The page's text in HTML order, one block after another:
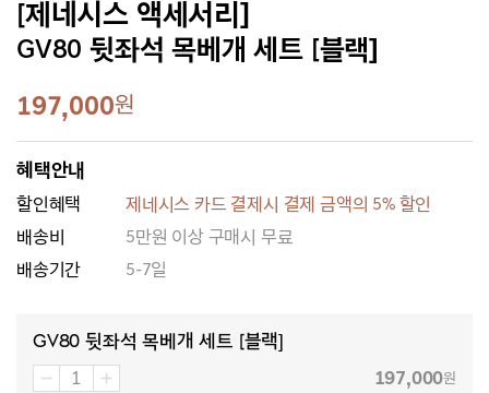
[제네시스 액세서리]
GV80 뒷좌석 목베개 세트 [블랙]
197,000원
혜택안내
할인혜택
제네시스 카드 결제시 결제 금액의 5% 할인
배송비
5만원 이상 구매시 무료
배송기간
5-7일
GV80 뒷좌석 목베개 세트 [블랙]
197,000원